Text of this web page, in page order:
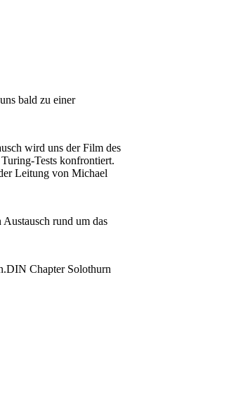
bald zu einer
wird uns der Film des
Tests konfrontiert.
Leitung von Michael
rund um das
DIN Chapter Solothurn